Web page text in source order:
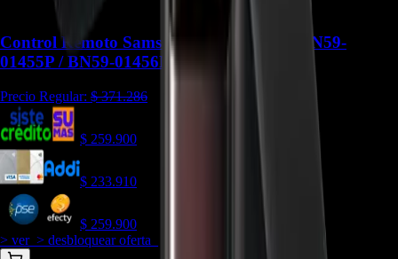
Control Remoto Samsung Solar con Voz BN59-
01455P / BN59-01456M - CR-200
Precio Regular: $371.286
$ 259.900
$ 233.910
$ 259.900
> ver_ > desbloquear oferta_